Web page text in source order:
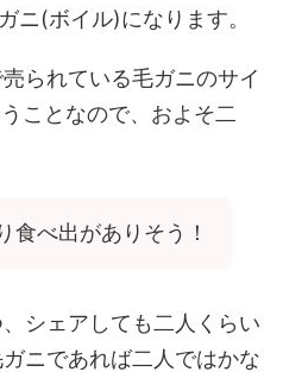
ニ(ボイル)になります。
られている毛ガニのサイ
ことなので、およそ二
食べ出がありそう！
シェアしても二人くらい
ニであれば二人ではかな